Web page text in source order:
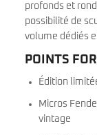
profonds et
possibilité de
volume dédiés
POINTS
Édition
Micros
vintage